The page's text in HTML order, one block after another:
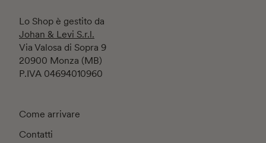
Lo Shop è gestito da
Johan & Levi S.r.l.
Via Valosa di Sopra 9
20900 Monza (MB)
P.IVA 04694010960
Come arrivare
Contatti